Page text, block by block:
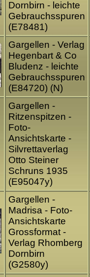
Dornbirn - leichte
Gebrauchsspuren
(E78481)
Gargellen - Verlag
Hegenbart & Co
Bludenz - leichte
Gebrauchsspuren
(E84720) (N)
Gargellen -
Ritzenspitzen -
Foto-
Ansichtskarte -
Silvrettaverlag
Otto Steiner
Schruns 1935
(E95047y)
Gargellen -
Madrisa - Foto-
Ansichtskarte
Grossformat -
Verlag Rhomberg
Dornbirn
(G2580y)